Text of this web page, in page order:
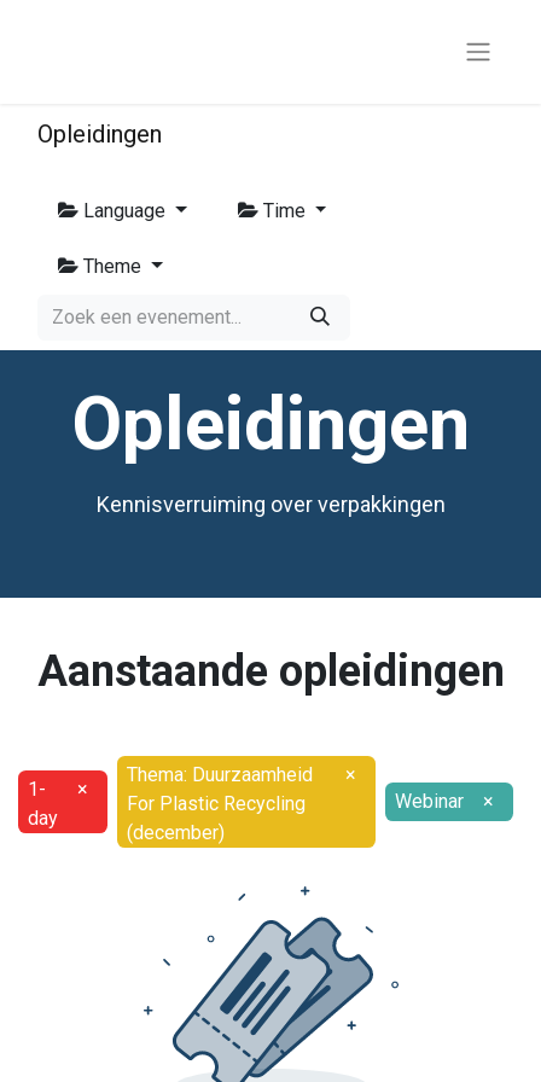
Opleidingen
Language Time
Theme
Opleidingen
Kennisverruiming over verpakkingen
Aanstaande opleidingen
1-
day
×
Thema: Duurzaamheid
For Plastic Recycling
(december)
×
Webinar
×